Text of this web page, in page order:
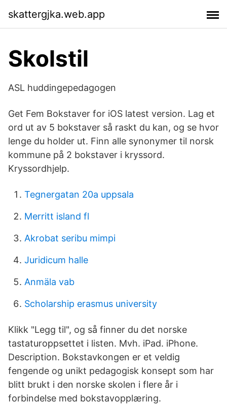
skattergjka.web.app
Skolstil
ASL huddingepedagogen
Get Fem Bokstaver for iOS latest version. Lag et
ord ut av 5 bokstaver så raskt du kan, og se hvor
lenge du holder ut. Finn alle synonymer til norsk
kommune på 2 bokstaver i kryssord.
Kryssordhjelp.
Tegnergatan 20a uppsala
Merritt island fl
Akrobat seribu mimpi
Juridicum halle
Anmäla vab
Scholarship erasmus university
Klikk "Legg til", og så finner du det norske
tastaturoppsettet i listen. Mvh. iPad. iPhone.
Description. Bokstavkongen er et veldig
fengende og unikt pedagogisk konsept som har
blitt brukt i den norske skolen i flere år i
forbindelse med bokstavopplæring.